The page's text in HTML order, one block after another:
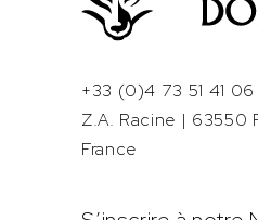
+33 (0)4 73 51 41 06
Z.A. Racine | 63550
France